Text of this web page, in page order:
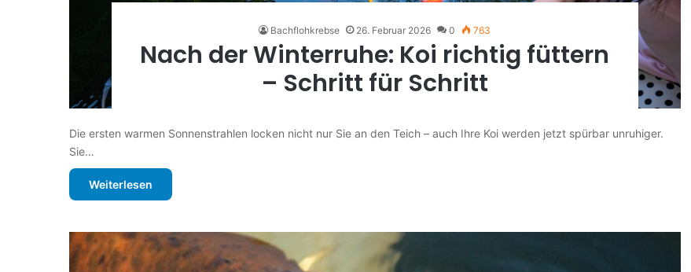
Bachflohkrebse 26. Februar 2026 0 763
Nach der Winterruhe: Koi richtig füttern
– Schritt für Schritt
Die ersten warmen Sonnenstrahlen locken nicht nur Sie an den Teich – auch Ihre Koi werden jetzt spürbar unruhiger.
Sie…
Weiterlesen